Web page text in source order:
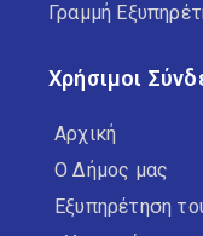
Γραμμή
Χρήσιμοι
Αρχική
Ο Δήμος μας
Εξυπηρέτηση